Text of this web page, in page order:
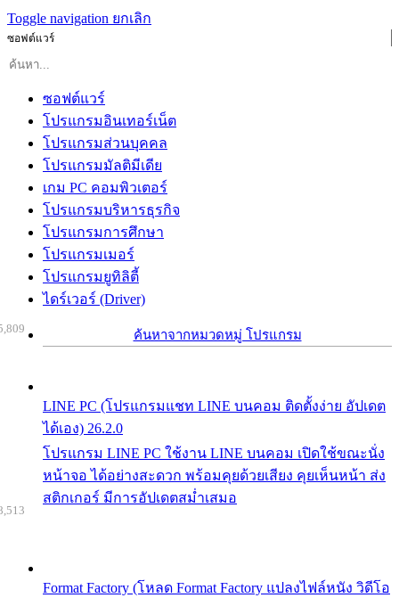
Toggle navigation ยกเลิก
ซอฟต์แวร์
ซอฟต์แวร์
โปรแกรมอินเทอร์เน็ต
โปรแกรมส่วนบุคคล
โปรแกรมมัลติมีเดีย
เกม PC คอมพิวเตอร์
โปรแกรมบริหารธุรกิจ
โปรแกรมการศึกษา
โปรแกรมเมอร์
โปรแกรมยูทิลิตี้
ไดร์เวอร์ (Driver)
ค้นหาจากหมวดหมู่ โปรแกรม
LINE PC (โปรแกรมแชท LINE บนคอม ติดตั้งง่าย อัปเดต
ได้เอง) 26.2.0
โปรแกรม LINE PC ใช้งาน LINE บนคอม เปิดใช้ขณะนั่ง
หน้าจอ ได้อย่างสะดวก พร้อมคุยด้วยเสียง คุยเห็นหน้า ส่ง
สติกเกอร์ มีการอัปเดตสม่ำเสมอ
Format Factory (โหลด Format Factory แปลงไฟล์หนัง วิดีโอ